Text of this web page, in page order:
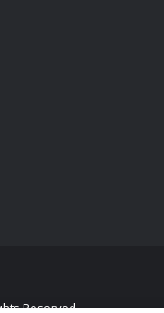
Reserved